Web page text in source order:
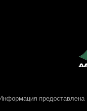
предоставлена